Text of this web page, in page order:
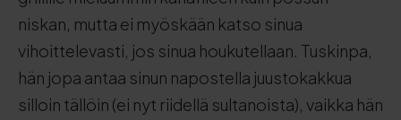
niskan, mutta ei myöskään katso sinua
vihoittelevasti, jos sinua houkutellaan. Tuskinpa,
hän jopa antaa sinun napostella juustokakkua
silloin tällöin (ei nyt riidellä sultanoista), vaikka hän